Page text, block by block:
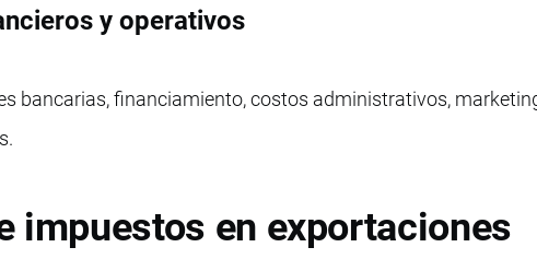
y operativos
bancarias, financiamiento, costos administrativos,
impuestos en exportaciones